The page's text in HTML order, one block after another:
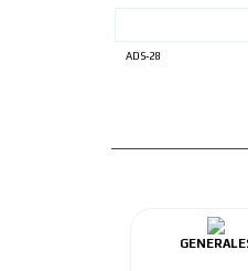
ADS-28